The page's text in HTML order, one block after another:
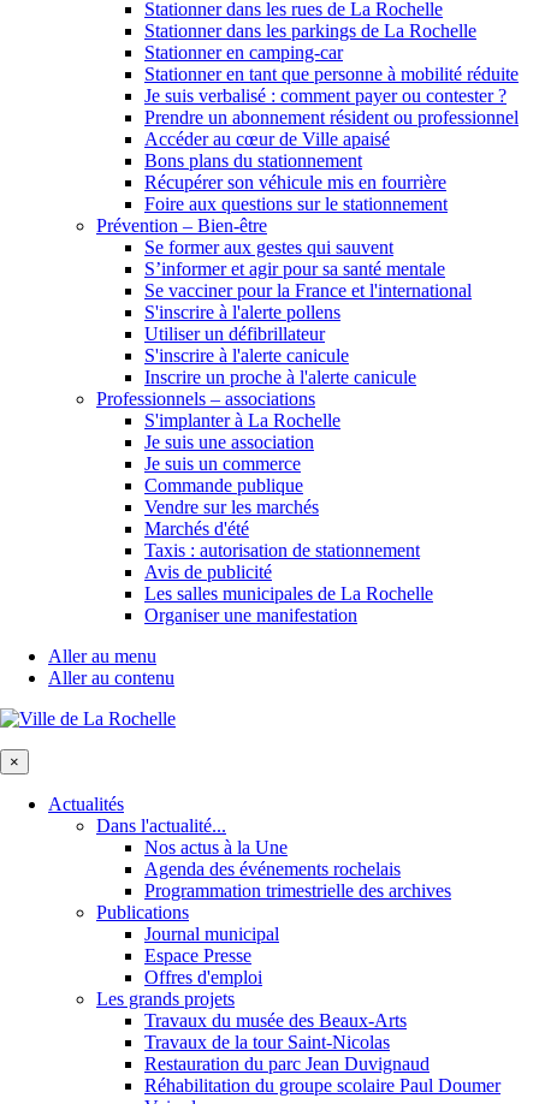
Stationner dans les rues de La Rochelle
Stationner dans les parkings de La Rochelle
Stationner en camping-car
Stationner en tant que personne à mobilité réduite
Je suis verbalisé : comment payer ou contester ?
Prendre un abonnement résident ou professionnel
Accéder au cœur de Ville apaisé
Bons plans du stationnement
Récupérer son véhicule mis en fourrière
Foire aux questions sur le stationnement
Prévention – Bien-être
Se former aux gestes qui sauvent
S’informer et agir pour sa santé mentale
Se vacciner pour la France et l'international
S'inscrire à l'alerte pollens
Utiliser un défibrillateur
S'inscrire à l'alerte canicule
Inscrire un proche à l'alerte canicule
Professionnels – associations
S'implanter à La Rochelle
Je suis une association
Je suis un commerce
Commande publique
Vendre sur les marchés
Marchés d'été
Taxis : autorisation de stationnement
Avis de publicité
Les salles municipales de La Rochelle
Organiser une manifestation
Aller au menu
Aller au contenu
×
Actualités
Dans l'actualité...
Nos actus à la Une
Agenda des événements rochelais
Programmation trimestrielle des archives
Publications
Journal municipal
Espace Presse
Offres d'emploi
Les grands projets
Travaux du musée des Beaux-Arts
Travaux de la tour Saint-Nicolas
Restauration du parc Jean Duvignaud
Réhabilitation du groupe scolaire Paul Doumer